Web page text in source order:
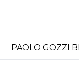
PAOLO GOZZI